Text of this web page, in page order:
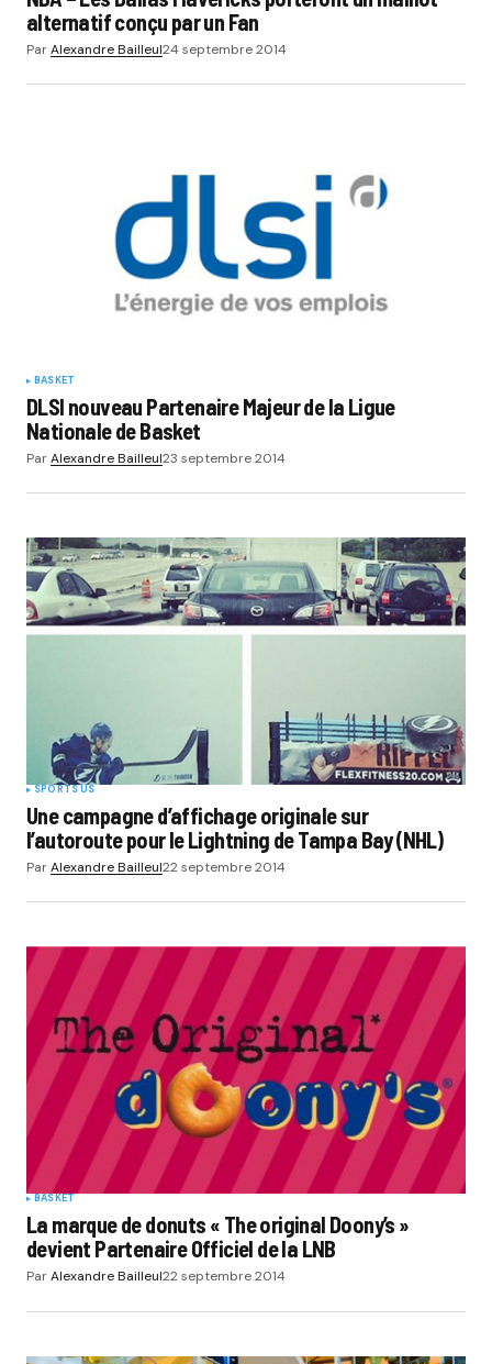
alternatif conçu par un Fan
ParAlexandre Bailleul24 septembre 2014
BASKET
DLSI nouveau Partenaire Majeur de la Ligue
Nationale de Basket
ParAlexandre Bailleul23 septembre 2014
SPORTS US
Une campagne d’affichage originale sur
l’autoroute pour le Lightning de Tampa Bay (NHL)
ParAlexandre Bailleul22 septembre 2014
BASKET
La marque de donuts « The original Doony’s »
devient Partenaire Officiel de la LNB
ParAlexandre Bailleul22 septembre 2014